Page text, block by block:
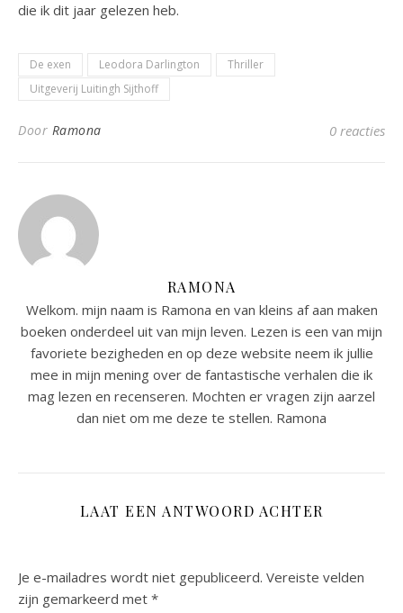
die ik dit jaar gelezen heb.
De exen Leodora Darlington
Thriller
Uitgeverij Luitingh Sijthoff
Door Ramona 0 reacties
RAMONA
Welkom. mijn naam is Ramona en van kleins af aan maken
boeken onderdeel uit van mijn leven. Lezen is een van mijn
favoriete bezigheden en op deze website neem ik jullie
mee in mijn mening over de fantastische verhalen die ik
mag lezen en recenseren. Mochten er vragen zijn aarzel
dan niet om me deze te stellen. Ramona
LAAT EEN ANTWOORD ACHTER
Je e-mailadres wordt niet gepubliceerd. Vereiste velden
zijn gemarkeerd met *